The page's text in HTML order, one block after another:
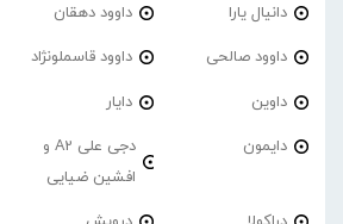
دانیال یارا داوود دهقان
داوود صالحی داوود قاسملونژاد
داوین دایار
دایمون
دجی علی A2 و
افشین ضیایی